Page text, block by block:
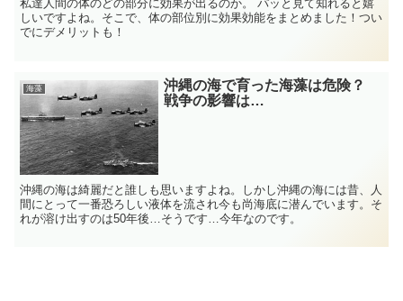
私達人間の体のどの部分に効果が出るのか。 パッと見て知れると嬉
しいですよね。そこで、体の部位別に効果効能をまとめました！つい
でにデメリットも！
海藻
沖縄の海で育った海藻は危険？
戦争の影響は…
沖縄の海は綺麗だと誰しも思いますよね。しかし沖縄の海には昔、人
間にとって一番恐ろしい液体を流され今も尚海底に潜んでいます。そ
れが溶け出すのは50年後…そうです…今年なのです。